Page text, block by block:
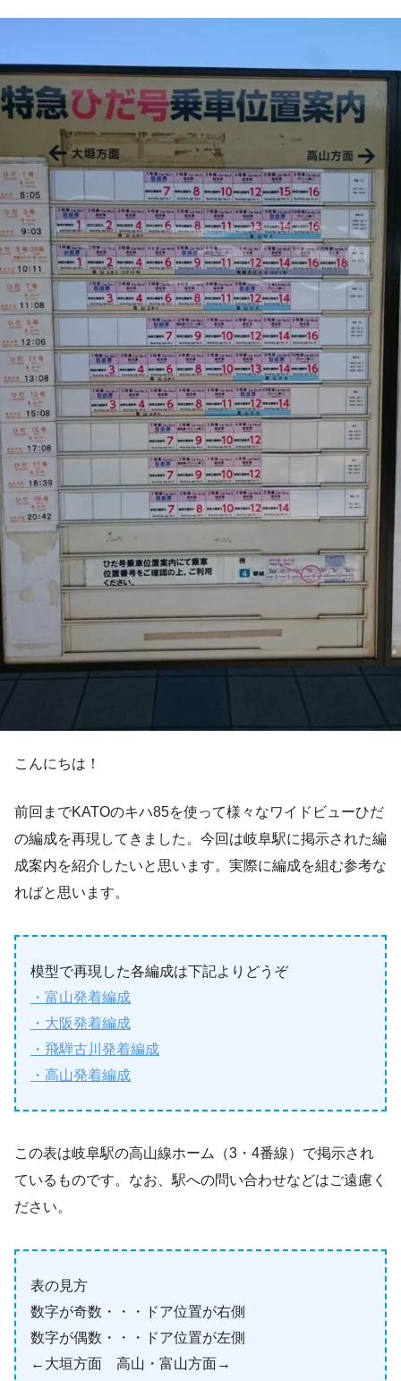
こんにちは！
前回までKATOのキハ85を使って様々なワイドビューひだ
の編成を再現してきました。今回は岐阜駅に掲示された編
成案内を紹介したいと思います。実際に編成を組む参考な
ればと思います。
模型で再現した各編成は下記よりどうぞ
・富山発着編成
・大阪発着編成
・飛騨古川発着編成
・高山発着編成
この表は岐阜駅の高山線ホーム（3・4番線）で掲示され
ているものです。なお、駅への問い合わせなどはご遠慮く
ださい。
表の見方
数字が奇数・・・ドア位置が右側
数字が偶数・・・ドア位置が左側
←大垣方面 高山・富山方面→